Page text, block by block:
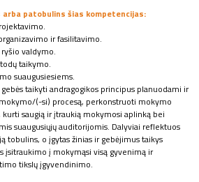
patobulins šias kompetencijas:
ir fasilitavimo.
valdymo.
taikymo.
suaugusiesiems.
taikyti andragogikos principus planuodami ir
(-si) procesą, perkonstruoti mokymo
saugią ir įtraukią mokymosi aplinką bei
suaugusiųjų auditorijomis. Dalyviai reflektuos
tobulins, o įgytas žinias ir gebėjimus taikys
įsitraukimo į mokymąsi visą gyvenimą ir
tikslų įgyvendinimo.